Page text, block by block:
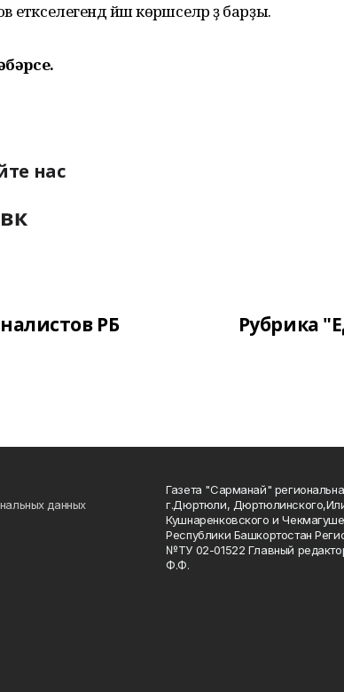
етәкселегендә йәш көрәшселәр ҙә барҙы.
нас
РБ Рубрика
данных
Газета "Сарманай"
г.Дюртюли,
Кушнаренковского и
Республики Башкортостан
№ТУ 02-01522 Главный
Ф.Ф.